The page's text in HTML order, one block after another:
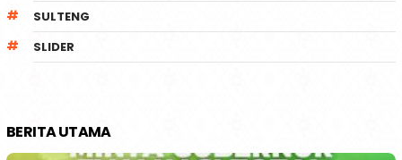
SULTENG
SLIDER
BERITA UTAMA